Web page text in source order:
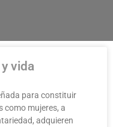
vida
para constituir
como mujeres, a
adquieren